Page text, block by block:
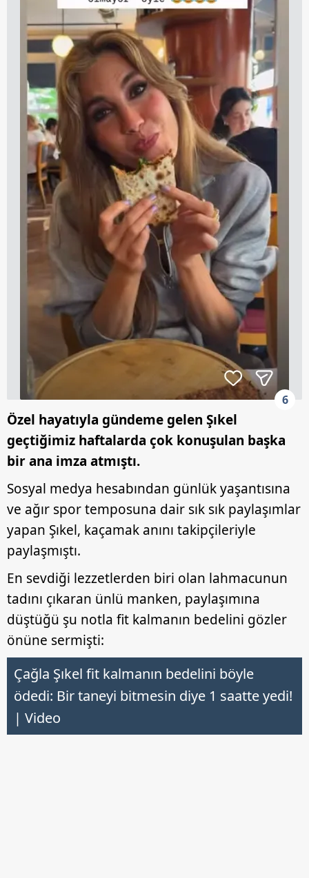
6
Özel hayatıyla gündeme gelen Şıkel
geçtiğimiz haftalarda çok konuşulan başka
bir ana imza atmıştı.
Sosyal medya hesabından günlük yaşantısına
ve ağır spor temposuna dair sık sık paylaşımlar
yapan Şıkel, kaçamak anını takipçileriyle
paylaşmıştı.
En sevdiği lezzetlerden biri olan lahmacunun
tadını çıkaran ünlü manken, paylaşımına
düştüğü şu notla fit kalmanın bedelini gözler
önüne sermişti:
Çağla Şıkel fit kalmanın bedelini böyle
ödedi: Bir taneyi bitmesin diye 1 saatte yedi!
| Video